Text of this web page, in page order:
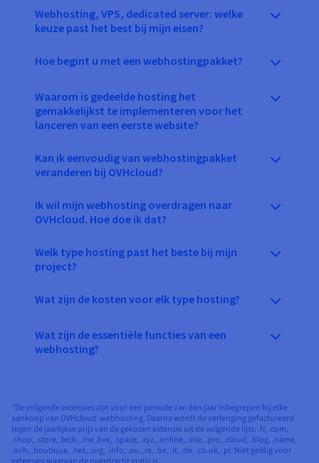
Webhosting, VPS, dedicated server: welke
keuze past het best bij mijn eisen?
Hoe begint u met een webhostingpakket?
Waarom is gedeelde hosting het
gemakkelijkst te implementeren voor het
lanceren van een eerste website?
Kan ik eenvoudig van webhostingpakket
veranderen bij OVHcloud?
Ik wil mijn webhosting overdragen naar
OVHcloud. Hoe doe ik dat?
Welk type hosting past het beste bij mijn
project?
Wat zijn de kosten voor elk type hosting?
Wat zijn de essentiële functies van een
webhosting?
*De volgende extensies zijn voor een periode van één jaar inbegrepen bij elke
aankoop van OVHcloud-webhosting. Daarna wordt de verlenging gefactureerd
tegen de jaarlijkse prijs van de gekozen extensie uit de volgende lijst: .fr, .com,
.shop, .store, .tech, .me .live, .space, .xyz, .online, .site, .pro, .cloud, .blog, .name,
.ovh, .boutique, .net, .org, .info, .eu, .re, .be, .it, .de, .co.uk, .pl. Niet geldig voor